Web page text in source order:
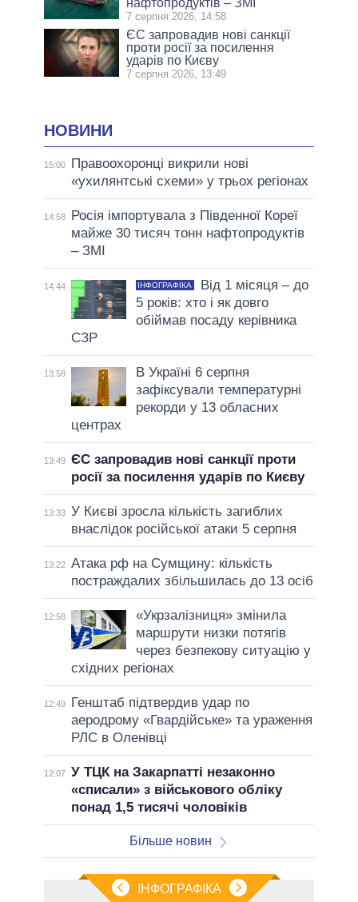
нафтопродуктів – ЗМІ
7 серпня 2026, 14:58
ЄС запровадив нові санкції
проти росії за посилення
ударів по Києву
7 серпня 2026, 13:49
НОВИНИ
15:00
Правоохоронці викрили нові
«ухилянтські схеми» у трьох регіонах
14:58
Росія імпортувала з Південної Кореї
майже 30 тисяч тонн нафтопродуктів
– ЗМІ
14:44 ІНФОГРАФІКА
Від 1 місяця – до
5 років: хто і як довго
обіймав посаду керівника
СЗР
13:58
В Україні 6 серпня
зафіксували температурні
рекорди у 13 обласних
центрах
13:49 ЄС запровадив нові санкції проти
росії за посилення ударів по Києву
13:33 У Києві зросла кількість загиблих
внаслідок російської атаки 5 серпня
13:22 Атака рф на Сумщину: кількість
постраждалих збільшилась до 13 осіб
12:58
«Укрзалізниця» змінила
маршрути низки потягів
через безпекову ситуацію у
східних регіонах
12:49
Генштаб підтвердив удар по
аеродрому «Гвардійське» та ураження
РЛС в Оленівці
12:07 У ТЦК на Закарпатті незаконно
«списали» з військового обліку
понад 1,5 тисячі чоловіків
Більше новин
ІНФОГРАФІКА